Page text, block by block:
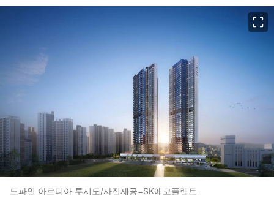
드파인 아르티아 투시도/사진제공=SK에코플랜트